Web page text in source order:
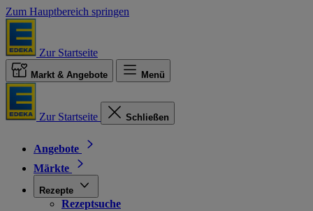
Zum Hauptbereich springen
Zur Startseite
Markt & Angebote Menü
Zur Startseite Schließen
Angebote
Märkte
Rezepte
Rezeptsuche